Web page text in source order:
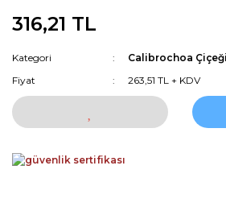
316,21 TL
Kategori
Calibrochoa
Fiyat
263,51 TL + KDV